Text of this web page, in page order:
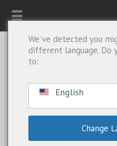
We've detected you
different language. Do
to:
English
Change